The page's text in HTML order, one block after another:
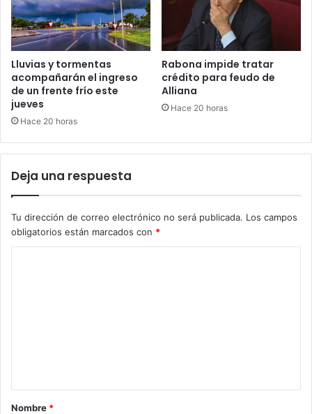
Lluvias y tormentas
acompañarán el ingreso
de un frente frío este
jueves
Hace 20 horas
Rabona impide tratar
crédito para feudo de
Alliana
Hace 20 horas
Deja una respuesta
Tu dirección de correo electrónico no será publicada. Los campos
obligatorios están marcados con *
rNombre *